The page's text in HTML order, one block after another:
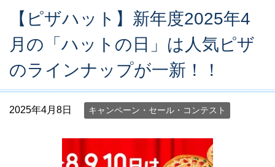
【ピザハット】新年度2025年4
月の「ハットの日」は人気ピザ
のラインナップが一新！！
2025年4月8日 キャンペーン・セール・コンテスト